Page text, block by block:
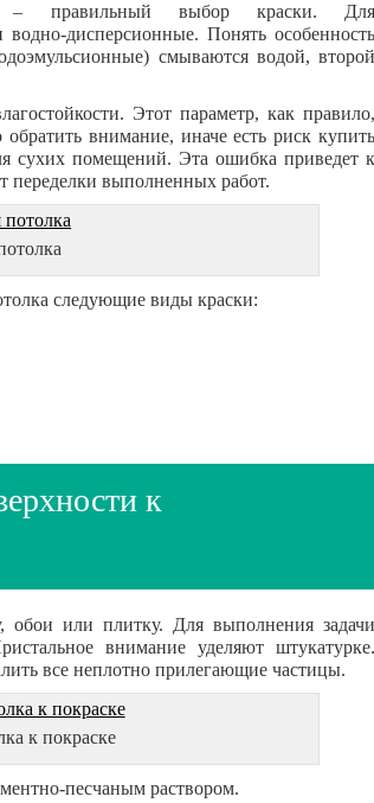
– правильный выбор краски.
дисперсионные. Понять
смываются водой,
Этот параметр, как
внимание, иначе есть риск
сухих помещений. Эта ошибка приведет
переделки выполненных работ.
следующие виды краски:
к
обои или плитку. Для выполнения
внимание уделяют
все неплотно прилегающие частицы.
к покраске
песчаным раствором.